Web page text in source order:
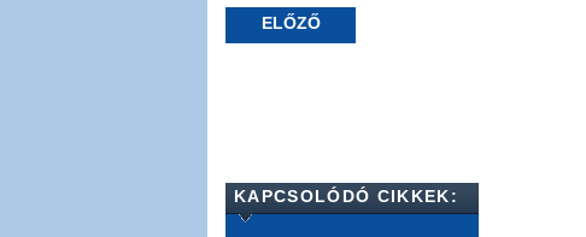
ELŐZŐ
KAPCSOLÓDÓ CIKKEK: